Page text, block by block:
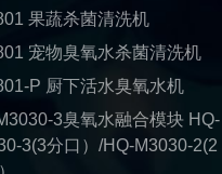
果蔬杀菌清洗机
宠物臭氧水杀菌清洗机
P 厨下活水臭氧水机
3臭氧水融合模块 HQ-
3(3分口）/HQ-M3030-2(2